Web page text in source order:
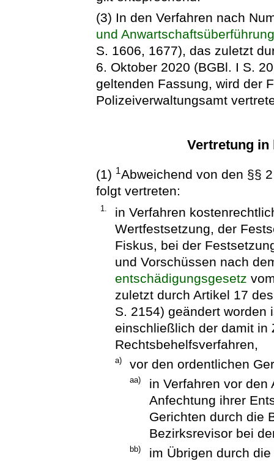
(3) In den Verfahren nach
und
S. 1606, 1677), das zuletzt
6. Oktober 2020 (BGBl. I S.
geltenden Fassung, wird der
Polizeiverwaltungsamt
Vertretung in
(1) 1Abweichend von den §§
folgt vertreten:
1.
in Verfahren
Wertfestsetzung, der
Fiskus, bei der
und Vorschüssen nach
entschädigungsgesetz
zuletzt durch Artikel 17
S. 2154) geändert worden
einschließlich der damit in
Rechtsbehelfsverfahren,
a) vor den ordentlichen
aa)
in Verfahren vor den
Anfechtung ihrer
Gerichten durch die
Bezirksrevisor bei
bb)
im Übrigen durch